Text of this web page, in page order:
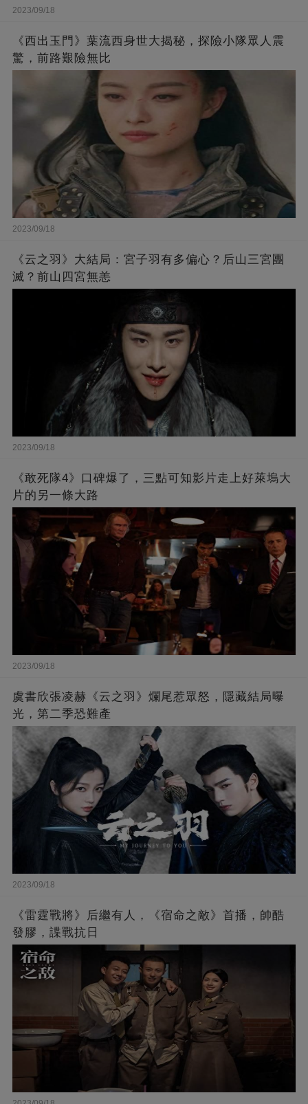
2023/09/18
《西出玉門》葉流西身世大揭秘，探險小隊眾人震
驚，前路艱險無比
2023/09/18
《云之羽》大結局：宮子羽有多偏心？后山三宮團
滅？前山四宮無恙
2023/09/18
《敢死隊4》口碑爆了，三點可知影片走上好萊塢大
片的另一條大路
2023/09/18
虞書欣張凌赫《云之羽》爛尾惹眾怒，隱藏結局曝
光，第二季恐難產
2023/09/18
《雷霆戰將》后繼有人，《宿命之敵》首播，帥酷
發膠，諜戰抗日